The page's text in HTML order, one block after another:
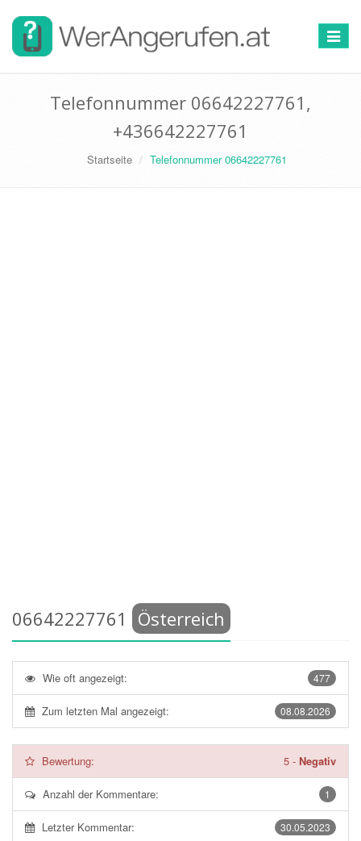
Toggle
Telefonnummer 06642227761,
+436642227761
Startseite Telefonnummer 06642227761
06642227761 Österreich
477
Wie oft angezeigt:
08.08.2026
Zum letzten Mal angezeigt:
Bewertung: 5 - Negativ
1
Anzahl der Kommentare:
30.05.2023
Letzter Kommentar: